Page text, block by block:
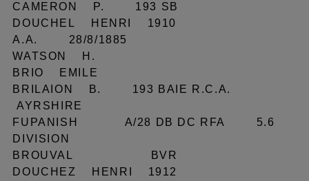
CAMERON P. 193 SB
DOUCHEL HENRI 1910
A.A. 28/8/1885
WATSON H.
BRIO EMILE
BRILAION B. 193 BAIE R.C.A.
AYRSHIRE
FUPANISH A/28 DB DC RFA 5.6
DIVISION
BROUVAL BVR
DOUCHEZ HENRI 1912